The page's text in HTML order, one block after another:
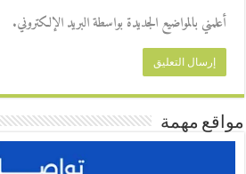
أعلمني بالمواضيع الجديدة بواسطة البريد الإلكتروني.
مواقع مهمة